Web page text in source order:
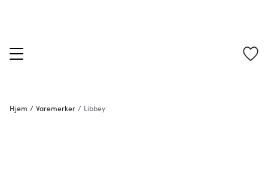
Hjem / Varemerker / Libbey